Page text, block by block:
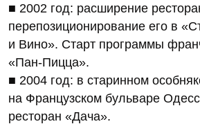
■ 2002 год: расширение
перепозиционирование его в
и Вино». Старт программы
«Пан-Пицца».
■ 2004 год: в старинном
на Французском бульваре
ресторан «Дача».